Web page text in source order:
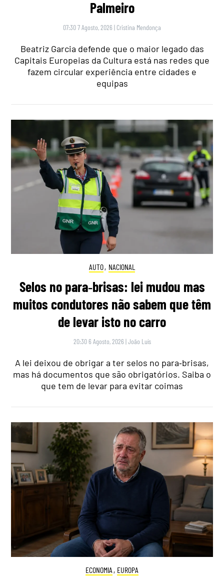
Palmeiro
07:30 7 Agosto, 2026 | Cristina Mendonça
Beatriz Garcia defende que o maior legado das
Capitais Europeias da Cultura está nas redes que
fazem circular experiência entre cidades e
equipas
AUTO, NACIONAL
Selos no para‑brisas: lei mudou mas
muitos condutores não sabem que têm
de levar isto no carro
20:30 6 Agosto, 2026 |João Luís
A lei deixou de obrigar a ter selos no para‑brisas,
mas há documentos que são obrigatórios. Saiba o
que tem de levar para evitar coimas
ECONOMIA , EUROPA